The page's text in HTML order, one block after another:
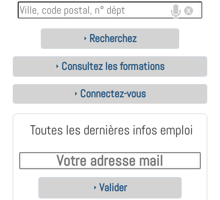
Recherchez
Consultez les formations
Connectez-vous
Toutes les dernières infos emploi
Valider